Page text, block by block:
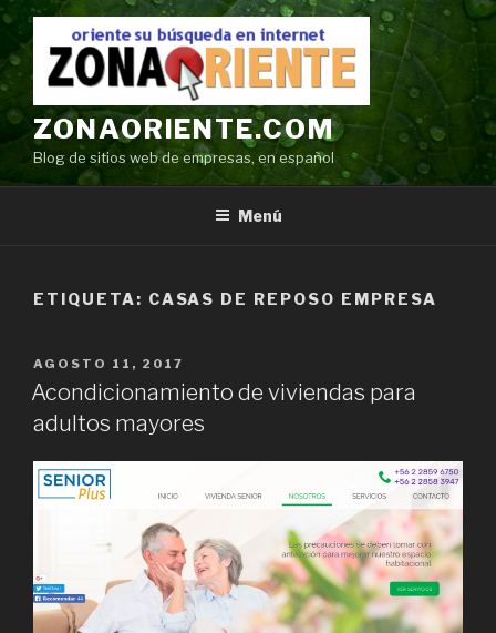
Ir
contenido
ZONAORIENTE.COM
Blog de sitios web de empresas, en español
Menú
ETIQUETA: CASAS DE REPOSO EMPRESA
POSTED
ON
AGOSTO 11, 2017
Acondicionamiento de viviendas para
adultos mayores